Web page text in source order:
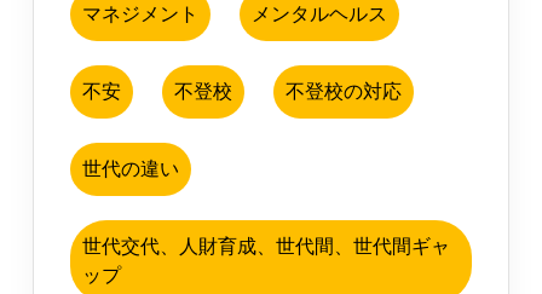
マネジメント メンタルヘルス
不安 不登校 不登校の対応
世代の違い
世代交代、人財育成、世代間、世代間ギャ
ップ